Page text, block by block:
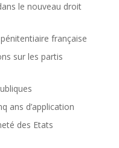
le nouveau droit
française
sur les partis
ans d’application
des Etats